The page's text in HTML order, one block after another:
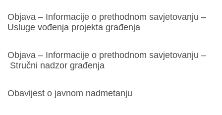
Objava – Informacije o prethodnom savjetovanju –
Usluge vođenja projekta građenja
Objava – Informacije o prethodnom savjetovanju –
Stručni nadzor građenja
Obavijest o javnom nadmetanju